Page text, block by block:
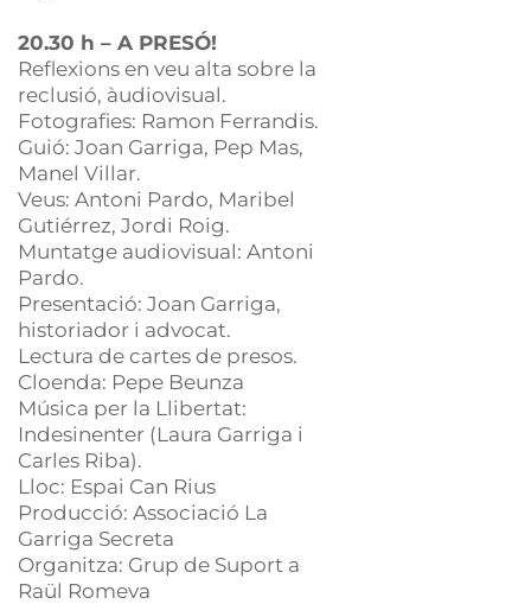
20.30 h – A PRESÓ!
Reflexions en veu alta sobre la
reclusió, àudiovisual.
Fotografies: Ramon Ferrandis.
Guió: Joan Garriga, Pep Mas,
Manel Villar.
Veus: Antoni Pardo, Maribel
Gutiérrez, Jordi Roig.
Muntatge audiovisual: Antoni
Pardo.
Presentació: Joan Garriga,
historiador i advocat.
Lectura de cartes de presos.
Cloenda: Pepe Beunza
Música per la Llibertat:
Indesinenter (Laura Garriga i
Carles Riba).
Lloc: Espai Can Rius
Producció: Associació La
Garriga Secreta
Organitza: Grup de Suport a
Raül Romeva